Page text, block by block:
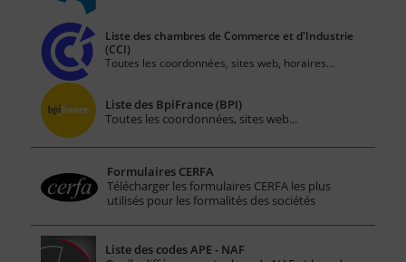
Liste des chambres de Commerce et d'Industrie
(CCI)
Toutes les coordonnées, sites web, horaires...
Liste des BpiFrance (BPI)
Toutes les coordonnées, sites web...
Formulaires CERFA
Télécharger les formulaires CERFA les plus
utilisés pour les formalités des sociétés
Liste des codes APE - NAF